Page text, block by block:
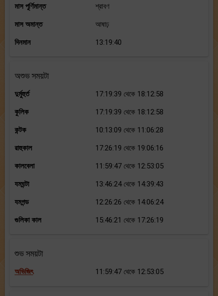
মাস পূর্ণিমান্ত শ্রাবণ
মাস অমান্ত আষাঢ়
দিনমান 13:19:40
অশুভ সময়টা
দুর্মুহুর্ত 17:19:39 থেকে 18:12:58
কুলিক 17:19:39 থেকে 18:12:58
কন্টক 10:13:09 থেকে 11:06:28
রাহুকাল 17:26:19 থেকে 19:06:16
কালবেলা 11:59:47 থেকে 12:53:05
যমঘন্টা 13:46:24 থেকে 14:39:43
যমগন্ড 12:26:26 থেকে 14:06:24
গুলিকা কাল 15:46:21 থেকে 17:26:19
শুভ সময়টা
অভিজিৎ 11:59:47 থেকে 12:53:05